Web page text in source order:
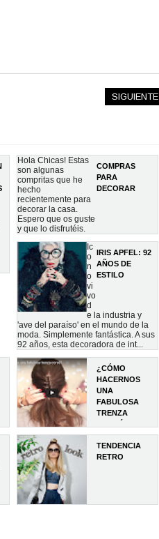
SIGUIENTE
COMPRAS
PARA
DECORAR
Hola Chicas! Estas
son algunas
compritas que he
hecho
recientemente para
decorar la casa.
Espero que os guste
y que lo disfrutéis.
IRIS APFEL: 92
AÑOS DE
ESTILO
Ic
o
n
o
vi
vo
d
e la industria y
'ave del paraíso' en el mundo de la
moda. Simplemente fantástica. A sus
92 años, esta decoradora de int...
¿CÓMO
HACERNOS
UNA
FABULOSA
TRENZA
TENDENCIA
RETRO